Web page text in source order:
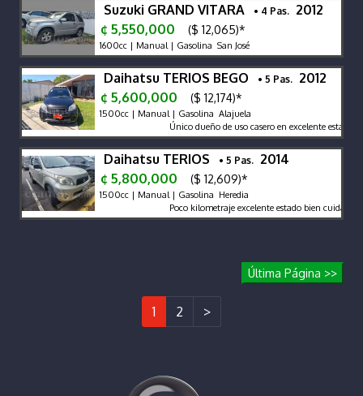
Suzuki GRAND VITARA • 4 Pas. 2012
¢ 5,550,000
($ 12,065)*
1600cc | Manual | Gasolina San José
Daihatsu TERIOS BEGO • 5 Pas. 2012
¢ 5,600,000
($ 12,174)*
1500cc | Manual | Gasolina Alajuela
Único dueño de uso casero en excelente estado
Daihatsu TERIOS • 5 Pas. 2014
¢ 5,800,000
($ 12,609)*
1500cc | Manual | Gasolina Heredia
Poco kilometraje excelente estado bien cuidado
Última Página >>
1 2 >